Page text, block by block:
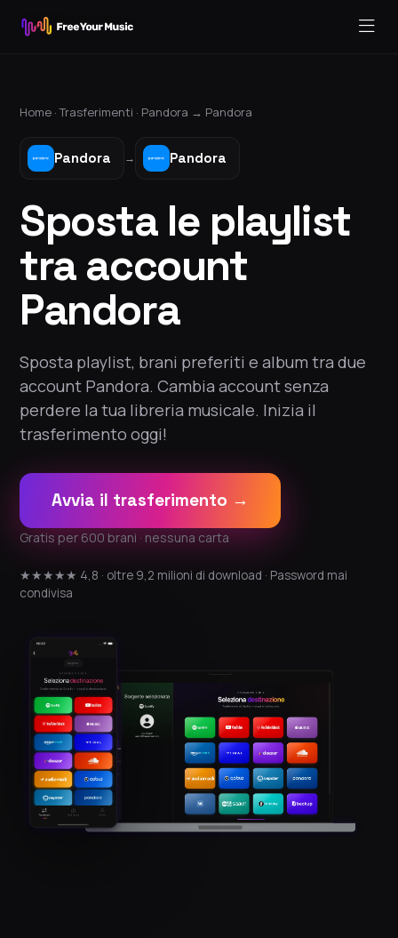
Home ·Trasferimenti · Pandora → Pandora
Pandora → Pandora
Sposta le playlist
tra account
Pandora
Sposta playlist, brani preferiti e album tra due
account Pandora. Cambia account senza
perdere la tua libreria musicale. Inizia il
trasferimento oggi!
Avvia il trasferimento →
Gratis per 600 brani · nessuna carta
★★★★★ 4,8 · oltre 9,2 milioni di download · Password mai
condivisa